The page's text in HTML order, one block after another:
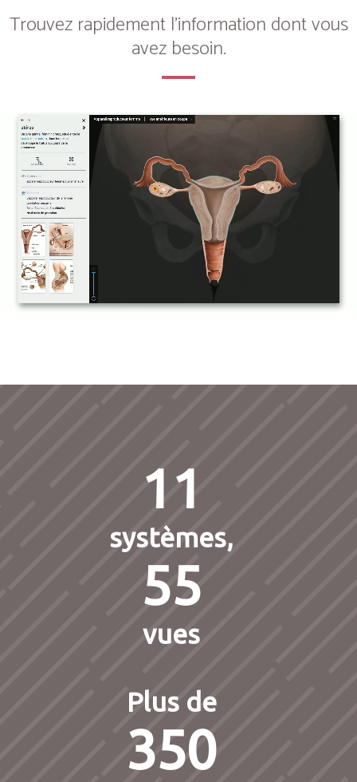
Trouvez rapidement l'information dont vous
avez besoin.
11
systèmes,
55
vues
Plus de
350